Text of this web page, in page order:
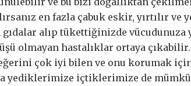
en fazla çabuk eskir, yırtılır
gıdalar alıp tükettiğinizde
olmayan hastalıklar ortaya
çok iyi bilen ve onu korumak
yediklerimize içtiklerimize de